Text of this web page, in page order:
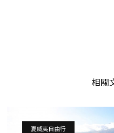
相關
夏威夷自由行